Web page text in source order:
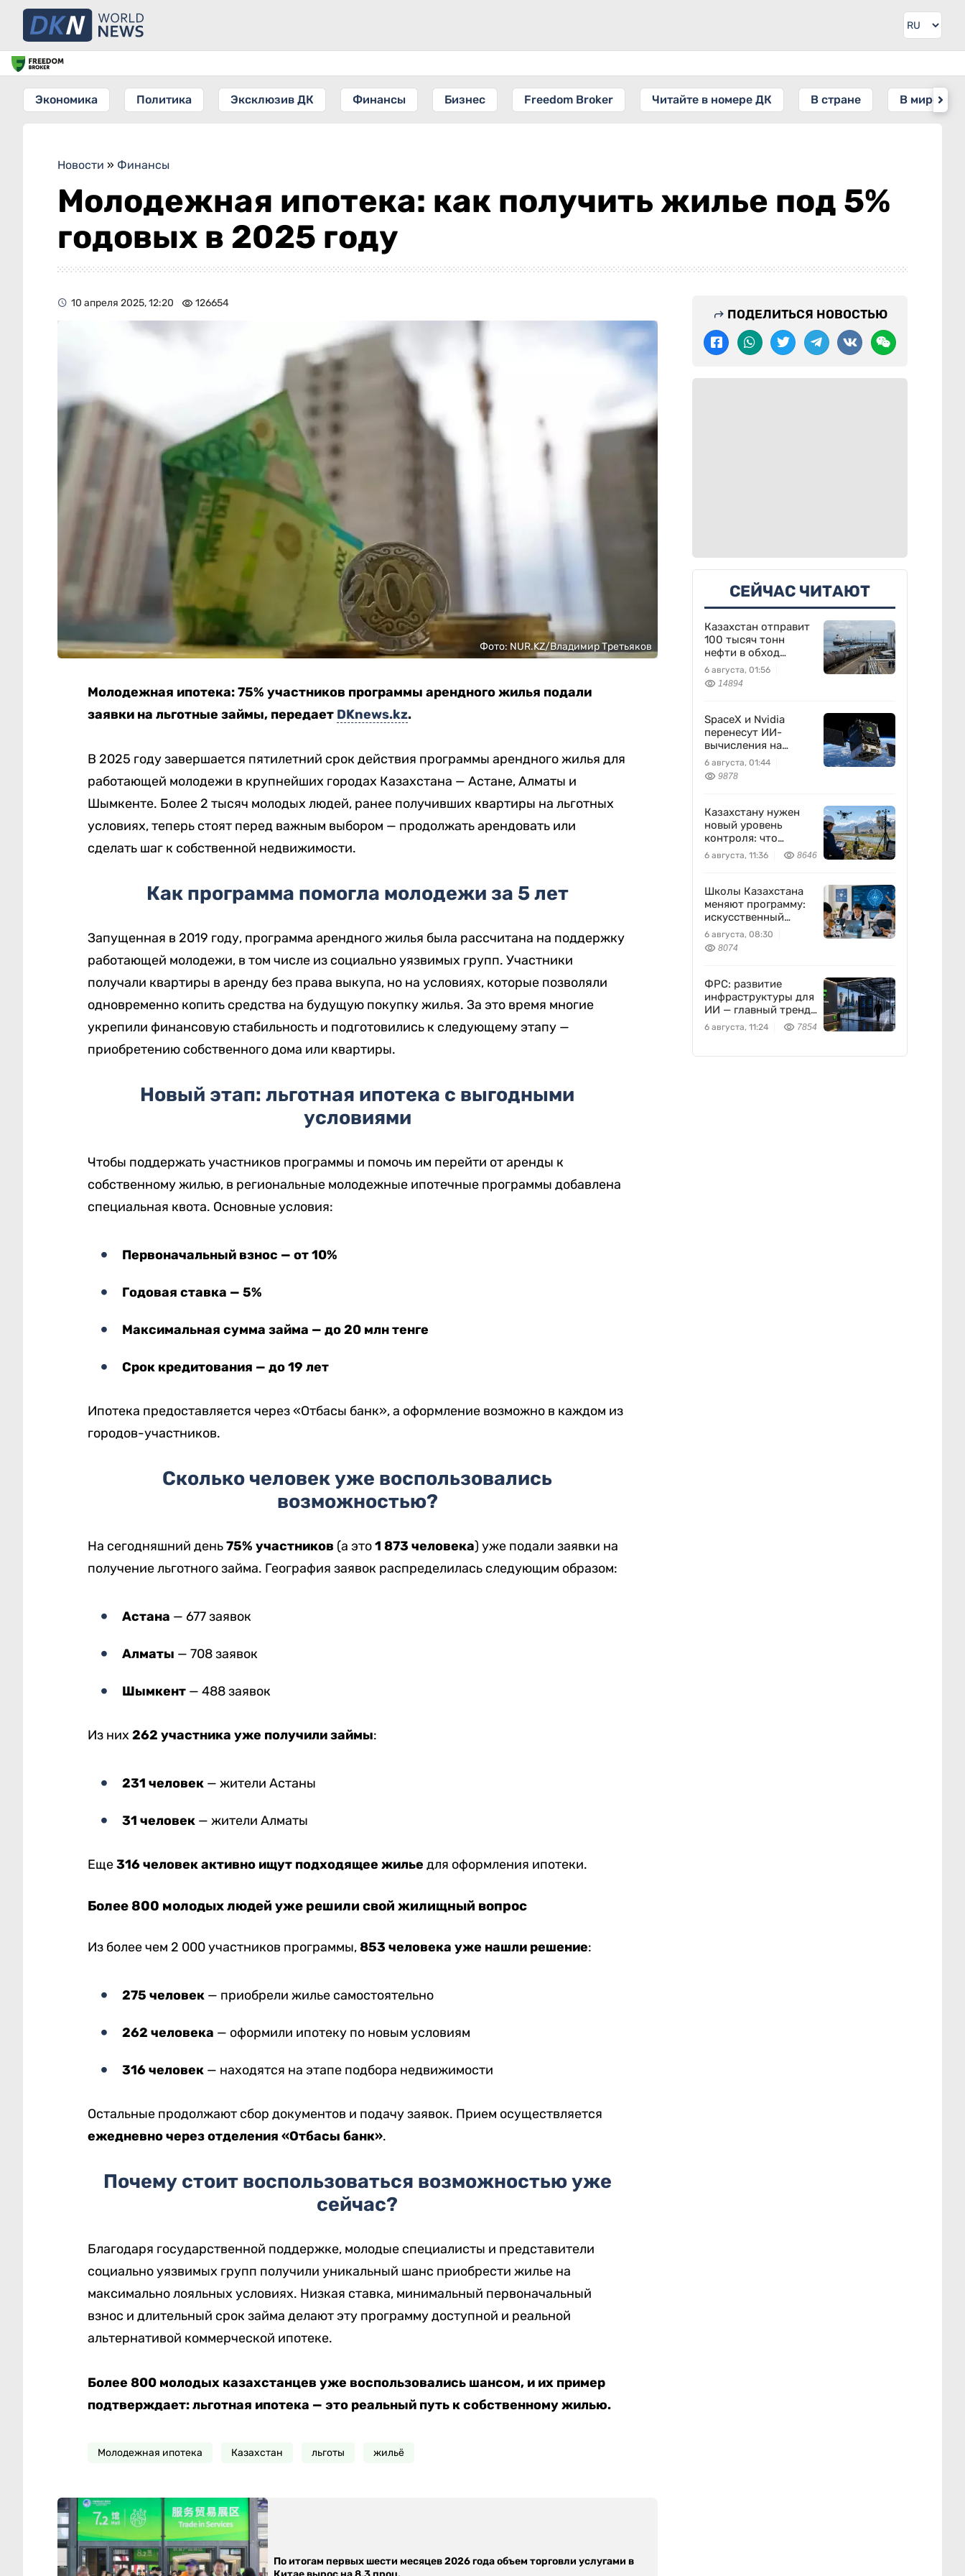
Экономика Политика Эксклюзив ДК Финансы Бизнес Freedom Broker Читайте в номере ДК В стране В мире
Новости » Финансы
Молодежная ипотека: как получить жилье под 5%
годовых в 2025 году
10 апреля 2025, 12:20 126654
Фото: NUR.KZ/Владимир Третьяков
Молодежная ипотека: 75% участников программы арендного жилья подали
заявки на льготные займы, передает DKnews.kz.
В 2025 году завершается пятилетний срок действия программы арендного жилья для
работающей молодежи в крупнейших городах Казахстана — Астане, Алматы и
Шымкенте. Более 2 тысяч молодых людей, ранее получивших квартиры на льготных
условиях, теперь стоят перед важным выбором — продолжать арендовать или
сделать шаг к собственной недвижимости.
Как программа помогла молодежи за 5 лет
Запущенная в 2019 году, программа арендного жилья была рассчитана на поддержку
работающей молодежи, в том числе из социально уязвимых групп. Участники
получали квартиры в аренду без права выкупа, но на условиях, которые позволяли
одновременно копить средства на будущую покупку жилья. За это время многие
укрепили финансовую стабильность и подготовились к следующему этапу —
приобретению собственного дома или квартиры.
Новый этап: льготная ипотека с выгодными
условиями
Чтобы поддержать участников программы и помочь им перейти от аренды к
собственному жилью, в региональные молодежные ипотечные программы добавлена
специальная квота. Основные условия:
Первоначальный взнос — от 10%
Годовая ставка — 5%
Максимальная сумма займа — до 20 млн тенге
Срок кредитования — до 19 лет
Ипотека предоставляется через «Отбасы банк», а оформление возможно в каждом из
городов-участников.
Сколько человек уже воспользовались
возможностью?
На сегодняшний день75% участников (а это1 873 человека) уже подали заявки на
получение льготного займа. География заявок распределилась следующим образом:
Астана — 677 заявок
Алматы — 708 заявок
Шымкент— 488 заявок
Из них 262 участника уже получили займы:
231 человек— жители Астаны
31 человек— жители Алматы
Еще316 человек активно ищут подходящее жилье для оформления ипотеки.
Более 800 молодых людей уже решили свой жилищный вопрос
Из более чем 2 000 участников программы,853 человека уже нашли решение:
275 человек— приобрели жилье самостоятельно
262 человека — оформили ипотеку по новым условиям
316 человек— находятся на этапе подбора недвижимости
Остальные продолжают сбор документов и подачу заявок. Прием осуществляется
ежедневно через отделения «Отбасы банк».
Почему стоит воспользоваться возможностью уже
сейчас?
Благодаря государственной поддержке, молодые специалисты и представители
социально уязвимых групп получили уникальный шанс приобрести жилье на
максимально лояльных условиях. Низкая ставка, минимальный первоначальный
взнос и длительный срок займа делают эту программу доступной и реальной
альтернативой коммерческой ипотеке.
Более 800 молодых казахстанцев уже воспользовались шансом, и их пример
подтверждает: льготная ипотека — это реальный путь к собственному жилью.
Молодежная ипотека Казахстан льготы жильё
По итогам первых шести месяцев 2026 года объем торговли услугами в
ПОДЕЛИТЬСЯ НОВОСТЬЮ
СЕЙЧАС ЧИТАЮТ
Казахстан отправит
100 тысяч тонн
нефти в обход
России
6 августа, 01:56
14894
SpaceX и Nvidia
перенесут ИИ-
вычисления на
орбиту
6 августа, 01:44
9878
Казахстану нужен
новый уровень
контроля: что
предлагают ученые
на фоне развития
6 августа, 11:36 8646
Школы Казахстана
меняют программу:
искусственный
интеллект станет
частью уроков с 1
класса
6 августа, 08:30
8074
ФРС: развитие
инфраструктуры для
ИИ — главный тренд
мировой экономики.
Как в него
6 августа, 11:24 7854